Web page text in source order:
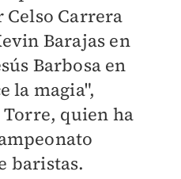
Celso Carrera
Barajas en
Barbosa en
la magia",
Torre, quien ha
baristas.